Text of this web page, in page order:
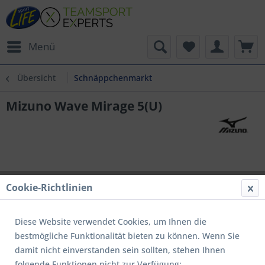
Menü
Übersicht Schnäppchenmarkt
Mizuno Wave Mirage 5(U)
Cookie-Richtlinien
Diese Website verwendet Cookies, um Ihnen die
bestmögliche Funktionalität bieten zu können. Wenn Sie
damit nicht einverstanden sein sollten, stehen Ihnen